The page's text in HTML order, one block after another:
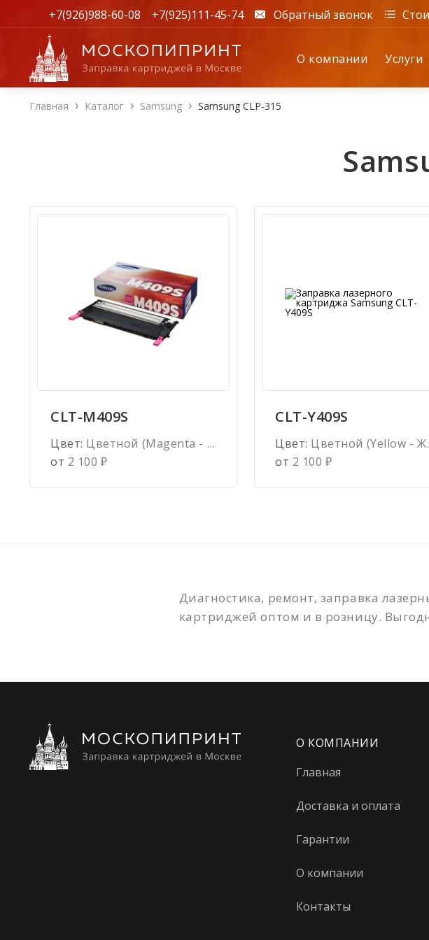
+7(926)988-60-08 +7(925)111-45-74 Обратный звонок
О компании Услуги
Телефон
Главная Каталог Samsung Samsung CLP-315
CLT-M409S
Цвет: Цветной (Magenta - Пурпурный)
от 2 100 ₽
CLT-Y409S
Цвет: Цветной (Yellow - Желтый)
от 2 100 ₽
Диагностика, ремонт, заправка
картриджей оптом и в розницу.
О КОМПАНИИ
Главная
Доставка и оплата
Гарантии
О компании
Контакты